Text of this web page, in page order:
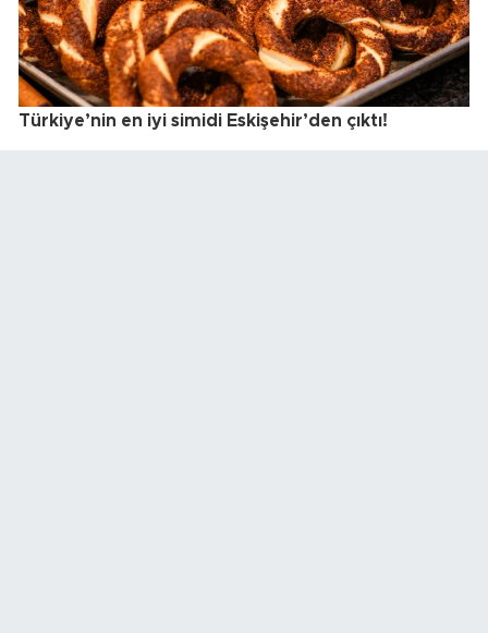
Türkiye’nin en iyi simidi Eskişehir’den çıktı!